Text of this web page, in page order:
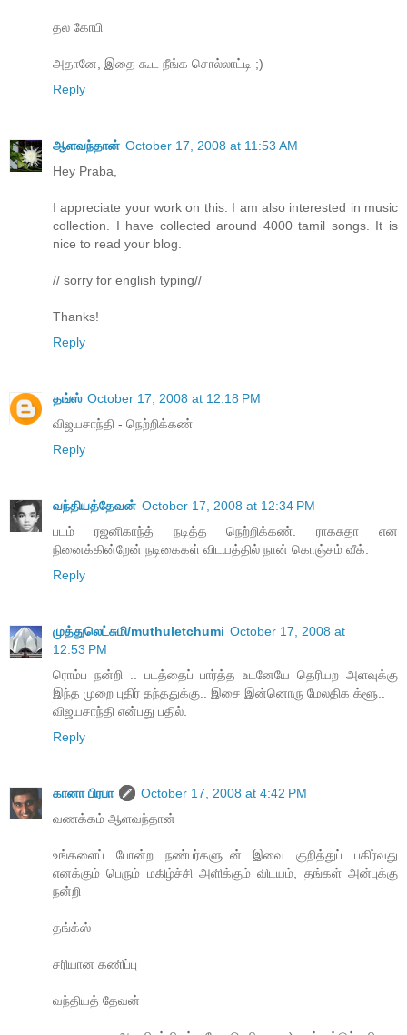
தல கோபி
அதானே, ‍இதை கூட நீங்க சொல்லாட்டி ;‍)
Reply
ஆளவந்தான் October 17, 2008 at 11:53 AM
Hey Praba,
I appreciate your work on this. I am also interested in music
collection. I have collected around 4000 tamil songs. It is
nice to read your blog.
// sorry for english typing//
Thanks!
Reply
தங்ஸ் October 17, 2008 at 12:18 PM
விஜயசாந்தி - நெற்றிக்கண்
Reply
வந்தியத்தேவன் October 17, 2008 at 12:34 PM
படம் ரஜனிகாந்த் நடித்த நெற்றிக்கண். ராகசுதா என
நினைக்கின்றேன் நடிகைகள் விடயத்தில் நான் கொஞ்சம் வீக்.
Reply
முத்துலெட்சுமி/muthuletchumi October 17, 2008 at
12:53 PM
ரொம்ப நன்றி .. படத்தைப் பார்த்த உடனேயே தெரியற அளவுக்கு
இந்த முறை புதிர் தந்ததுக்கு.. இசை இன்னொரு மேலதிக க்ளூ..
விஜயசாந்தி என்பது பதில்.
Reply
கானா பிரபா
October 17, 2008 at 4:42 PM
வணக்கம் ஆளவந்தான்
உங்களைப் போன்ற நண்பர்களுடன் இவை குறித்துப் பகிர்வது
எனக்கும் பெரும் மகிழ்ச்சி அளிக்கும் விடயம், தங்கள் அன்புக்கு
நன்றி
தங்க்ஸ்
சரியான கணிப்பு
வந்தியத் தேவன்